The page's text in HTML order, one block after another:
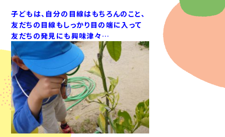
子どもは、自分の目線はもちろんのこと、
友だちの目線もしっかり目の端に入って
友だちの発見にも興味津々…